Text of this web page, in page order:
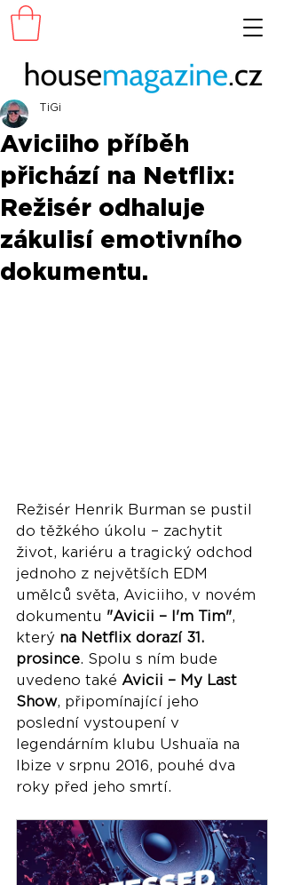
Aviciiho příběh
přichází na Netflix:
Režisér odhaluje
zákulisí emotivního
dokumentu.
TiGi
Režisér Henrik Burman se pustil
do těžkého úkolu – zachytit
život, kariéru a tragický odchod
jednoho z největších EDM
umělců světa, Aviciiho, v novém
dokumentu "Avicii – I'm Tim",
který na Netflix dorazí 31.
prosince. Spolu s ním bude
uvedeno také Avicii – My Last
Show, připomínající jeho
poslední vystoupení v
legendárním klubu Ushuaïa na
Ibize v srpnu 2016, pouhé dva
roky před jeho smrtí.